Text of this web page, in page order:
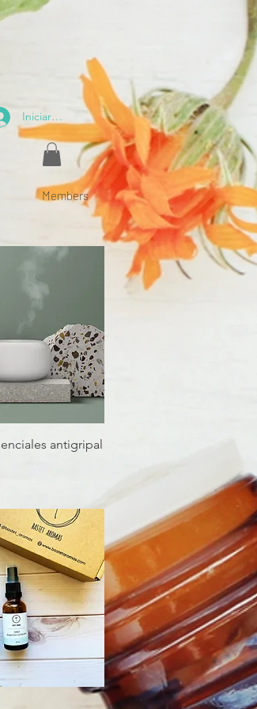
Iniciar sesión
Members
rápida antigripal